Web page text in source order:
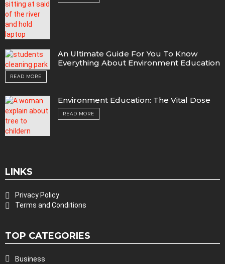
An Ultimate Guide For You To Know
Everything About Environment Education
READ MORE
Environment Education: The Vital Dose
READ MORE
LINKS
Privacy Policy
Terms and Conditions
TOP CATEGORIES
Business